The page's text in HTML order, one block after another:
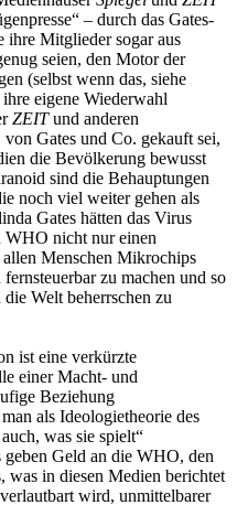
– durch das Gates-
ihre Mitglieder sogar aus
seien, den Motor der
(selbst wenn das, siehe
eigene Wiederwahl
ZEITund anderen
Gates und Co. gekauft sei,
die Bevölkerung bewusst
sind die Behauptungen
noch viel weiter gehen als
Gates hätten das Virus
WHO nicht nur einen
Menschen Mikrochips
zu machen und so
Welt beherrschen zu
ist eine verkürzte
einer Macht- und
Beziehung
als Ideologietheorie des
was sie spielt“
Geld an die WHO, den
was in diesen Medien berichtet
wird, unmittelbarer